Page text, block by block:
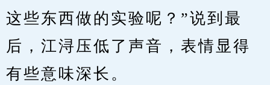
这些东西做的实验呢？”说到最
后，江浔压低了声音，表情显得
有些意味深长。